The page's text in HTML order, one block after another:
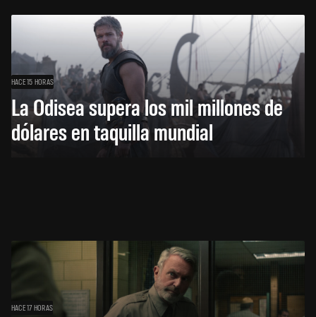
HACE 15 HORAS
La Odisea supera los mil millones de
dólares en taquilla mundial
HACE 17 HORAS